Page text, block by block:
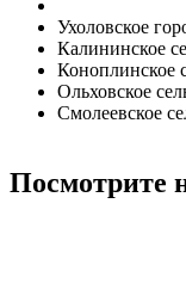
Ухоловское
Калининское
Коноплинское
Ольховское
Смолеевское
Посмотрите